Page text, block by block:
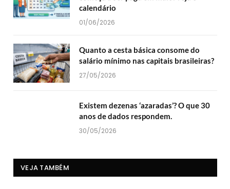
calendário
01/06/2026
Quanto a cesta básica consome do
salário mínimo nas capitais brasileiras?
27/05/2026
Existem dezenas ‘azaradas’? O que 30
anos de dados respondem.
30/05/2026
VEJA TAMBÉM